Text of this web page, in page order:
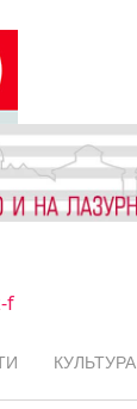
f
КУЛЬТУРА